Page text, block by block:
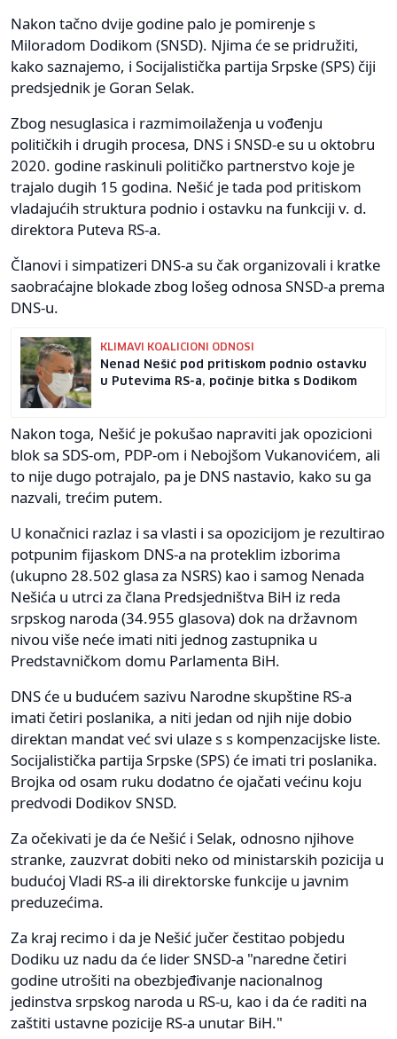
Nakon tačno dvije godine palo je pomirenje s
Miloradom Dodikom (SNSD). Njima će se pridružiti,
kako saznajemo, i Socijalistička partija Srpske (SPS) čiji
predsjednik je Goran Selak.
Zbog nesuglasica i razmimoilaženja u vođenju
političkih i drugih procesa, DNS i SNSD-e su u oktobru
2020. godine raskinuli političko partnerstvo koje je
trajalo dugih 15 godina. Nešić je tada pod pritiskom
vladajućih struktura podnio i ostavku na funkciji v. d.
direktora Puteva RS-a.
Članovi i simpatizeri DNS-a su čak organizovali i kratke
saobraćajne blokade zbog lošeg odnosa SNSD-a prema
DNS-u.
KLIMAVI KOALICIONI ODNOSI
Nenad Nešić pod pritiskom podnio ostavku
u Putevima RS-a, počinje bitka s Dodikom
Nakon toga, Nešić je pokušao napraviti jak opozicioni
blok sa SDS-om, PDP-om i Nebojšom Vukanovićem, ali
to nije dugo potrajalo, pa je DNS nastavio, kako su ga
nazvali, trećim putem.
U konačnici razlaz i sa vlasti i sa opozicijom je rezultirao
potpunim fijaskom DNS-a na proteklim izborima
(ukupno 28.502 glasa za NSRS) kao i samog Nenada
Nešića u utrci za člana Predsjedništva BiH iz reda
srpskog naroda (34.955 glasova) dok na državnom
nivou više neće imati niti jednog zastupnika u
Predstavničkom domu Parlamenta BiH.
DNS će u budućem sazivu Narodne skupštine RS-a
imati četiri poslanika, a niti jedan od njih nije dobio
direktan mandat već svi ulaze s s kompenzacijske liste.
Socijalistička partija Srpske (SPS) će imati tri poslanika.
Brojka od osam ruku dodatno će ojačati većinu koju
predvodi Dodikov SNSD.
Za očekivati je da će Nešić i Selak, odnosno njihove
stranke, zauzvrat dobiti neko od ministarskih pozicija u
budućoj Vladi RS-a ili direktorske funkcije u javnim
preduzećima.
Za kraj recimo i da je Nešić jučer čestitao pobjedu
Dodiku uz nadu da će lider SNSD-a "naredne četiri
godine utrošiti na obezbjeđivanje nacionalnog
jedinstva srpskog naroda u RS-u, kao i da će raditi na
zaštiti ustavne pozicije RS-a unutar BiH."